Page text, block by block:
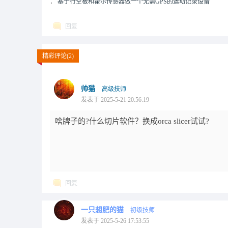
． 基于行空板和霍尔传感器做一个无需GPS的运动记录设备
回复
精彩评论(2)
帅猫
高级技师
发表于 2025-5-21 20:56:19
啥牌子的?什么切片软件？换成orca slicer试试?
回复
一只想肥的猫
初级技师
发表于 2025-5-26 17:53:55